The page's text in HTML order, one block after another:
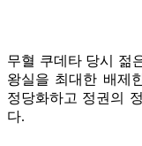
무혈 쿠데타 당시 젊
왕실을 최대한 배제
정당화하고 정권의
다.